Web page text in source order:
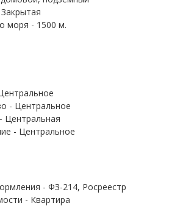
моря - 1500 м.
- Центральное
Центральная
- Центральное
- ФЗ-214, Росреестр
- Квартира